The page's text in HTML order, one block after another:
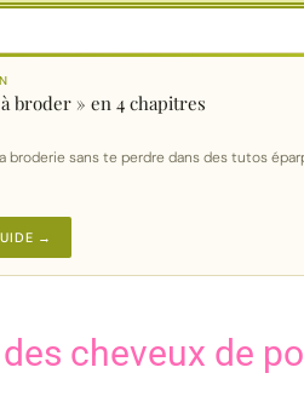
broder » en 4 chapitres
broderie sans te perdre dans des tutos
→
cheveux de